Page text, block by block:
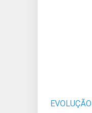
EVOLUÇÃO